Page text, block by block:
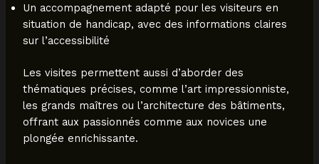
Un accompagnement adapté pour les visiteurs en
situation de handicap, avec des informations claires
sur l’accessibilité
Les visites permettent aussi d’aborder des
thématiques précises, comme l’art impressionniste,
les grands maîtres ou l’architecture des bâtiments,
offrant aux passionnés comme aux novices une
plongée enrichissante.